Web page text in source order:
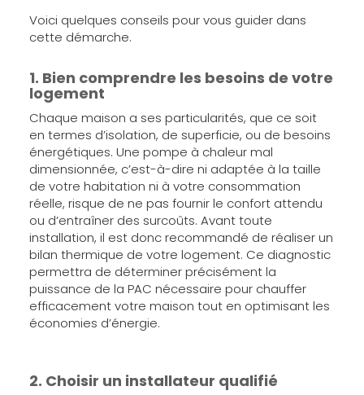
Voici quelques conseils pour vous guider dans
cette démarche.
1. Bien comprendre les besoins de votre
logement
Chaque maison a ses particularités, que ce soit
en termes d’isolation, de superficie, ou de besoins
énergétiques. Une pompe à chaleur mal
dimensionnée, c’est-à-dire ni adaptée à la taille
de votre habitation ni à votre consommation
réelle, risque de ne pas fournir le confort attendu
ou d’entraîner des surcoûts. Avant toute
installation, il est donc recommandé de réaliser un
bilan thermique de votre logement. Ce diagnostic
permettra de déterminer précisément la
puissance de la PAC nécessaire pour chauffer
efficacement votre maison tout en optimisant les
économies d’énergie.
2. Choisir un installateur qualifié